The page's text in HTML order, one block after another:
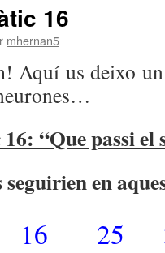
16
mhernan5
Aquí us deixo
“Que passi el
en
25